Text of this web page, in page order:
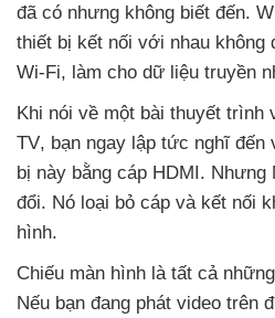
đã có nhưng không biết đến.
thiết bị kết nối với nhau không
Wi-Fi, làm cho dữ liệu truyền
Khi nói về một bài thuyết trình
TV, bạn ngay lập tức nghĩ đến
bị này bằng cáp HDMI. Nhưng
đổi. Nó loại bỏ cáp và kết nối
hình.
Chiếu màn hình là tất cả
Nếu bạn đang phát video trên